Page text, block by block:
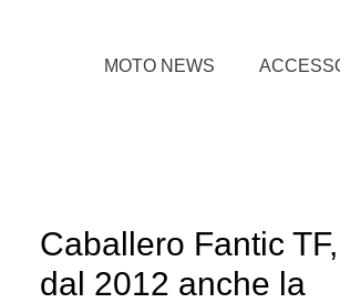
MOTO NEWS
Caballero Fantic TF,
dal 2012 anche la